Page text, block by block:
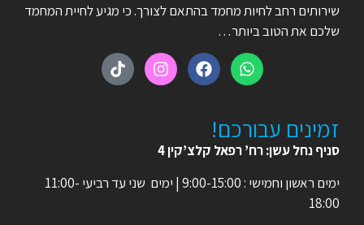
שירותים רחב לחיות מחמד בהתאם לצורך. כי מגיע לחיית המחמד
שלכם את הטוב ביותר…
זמינים עבורכם!
סניף נחל עשן: רח’ רפאל קלצ’קין 4
ימים ראשון וחמישי : 9:00-15:00 | ימים שני עד רביעי 11:00-
18:00